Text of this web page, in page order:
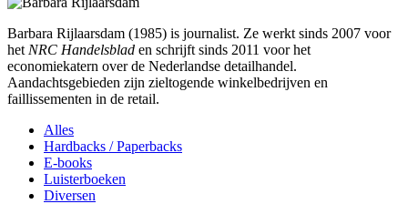
Barbara Rijlaarsdam (1985) is journalist. Ze werkt sinds 2007 voor
het NRC Handelsblad en schrijft sinds 2011 voor het
economiekatern over de Nederlandse detailhandel.
Aandachtsgebieden zijn zieltogende winkelbedrijven en
faillissementen in de retail.
Alles
Hardbacks / Paperbacks
E-books
Luisterboeken
Diversen